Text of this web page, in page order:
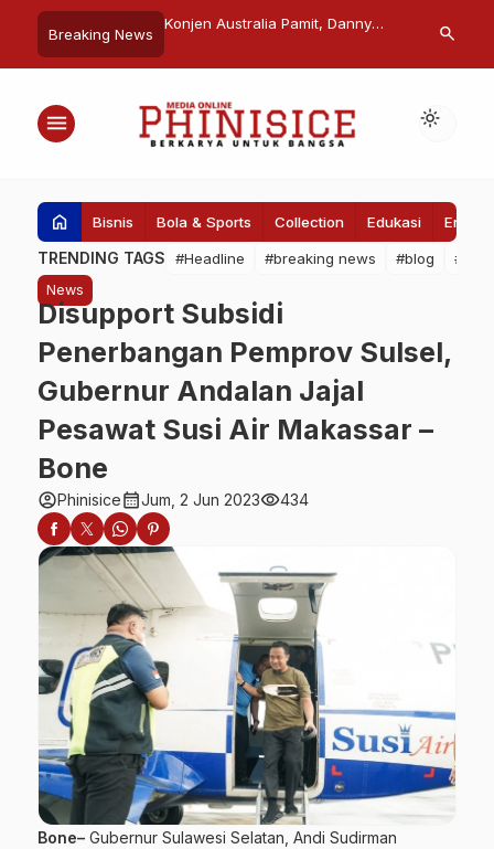
Breaking News
Umat Mengungsi
Konjen Australia Pamit, Danny
Orang Makassar
Polri
Alam di
search
menu light_mode
home Bisnis Bola & Sports Collection Edukasi
TRENDING TAGS #Headline #breaking news #blog
News
Disupport Subsidi
Penerbangan Pemprov Sulsel,
Gubernur Andalan Jajal
Pesawat Susi Air Makassar –
Bone
account_circlePhinisicecalendar_monthJum, 2 Jun 2023visibility434
Bone– Gubernur Sulawesi Selatan, Andi Sudirman